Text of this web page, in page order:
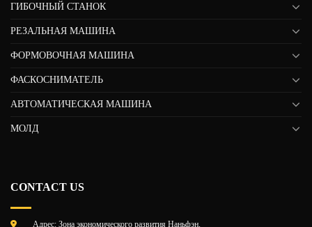
ГИБОЧНЫЙ СТАНОК
РЕЗАЛЬНАЯ МАШИНА
ФОРМОВОЧНАЯ МАШИНА
ФАСКОСНИМАТЕЛЬ
АВТОМАТИЧЕСКАЯ МАШИНА
МОЛД
CONTACT US
Адрес: Зона экономического развития Наньфэн,